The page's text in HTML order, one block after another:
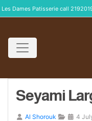
Les Dames Patisserie call
Seyami
Al Shorouk 4